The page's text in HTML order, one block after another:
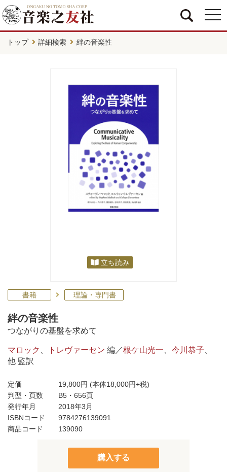
トップ 詳細検索 絆の音楽性
立ち読み
書籍 理論・専門書
絆の音楽性
つながりの基盤を求めて
マロック トレヴァーセン 編／根ケ山光一 今川恭子
他 監訳
定価 19,800円 (本体18,000円+税)
判型・頁数
B5・656頁
発行年月
2018年3月
ISBNコード
9784276139091
商品コード
139090
購入する